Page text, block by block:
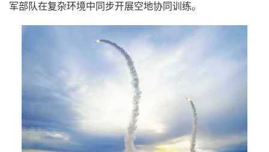
军部队在复杂环境中同步开展空地协同训练。